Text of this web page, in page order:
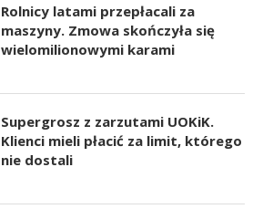
Rolnicy latami przepłacali za
maszyny. Zmowa skończyła się
wielomilionowymi karami
Supergrosz z zarzutami UOKiK.
Klienci mieli płacić za limit, którego
nie dostali